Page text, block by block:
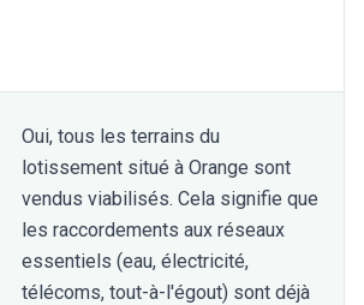
Oui, tous les terrains du
lotissement situé à Orange sont
vendus viabilisés. Cela signifie que
les raccordements aux réseaux
essentiels (eau, électricité,
télécoms, tout-à-l'égout) sont déjà